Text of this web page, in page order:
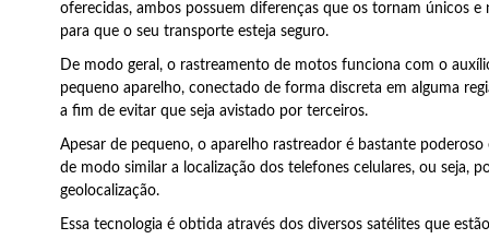
oferecidas, ambos possuem diferenças que os tornam únicos e
para que o seu transporte esteja seguro.
De modo geral, o rastreamento de motos funciona com o
pequeno aparelho, conectado de forma discreta em alguma
a fim de evitar que seja avistado por terceiros.
Apesar de pequeno, o aparelho rastreador é bastante poderoso
de modo similar a localização dos telefones celulares, ou seja,
geolocalização.
Essa tecnologia é obtida através dos diversos satélites que